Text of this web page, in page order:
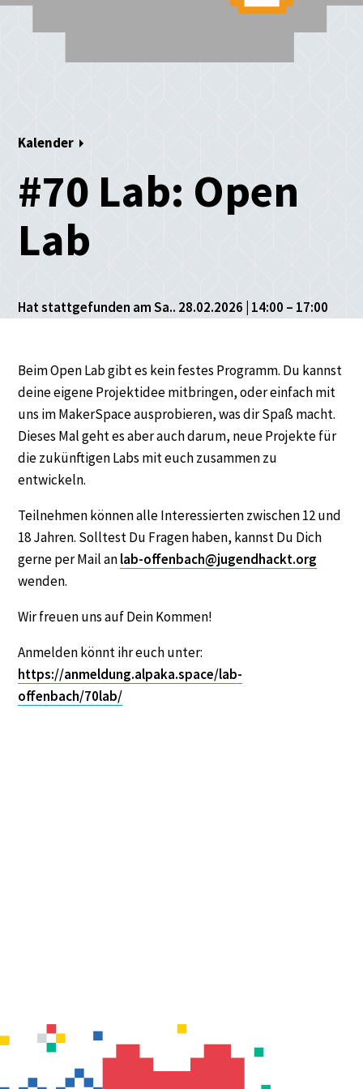
Kalender
#70 Lab: Open
Lab
Hat stattgefunden am Sa.. 28.02.2026 | 14:00 – 17:00
Beim Open Lab gibt es kein festes Programm. Du kannst
deine eigene Projektidee mitbringen, oder einfach mit
uns im MakerSpace ausprobieren, was dir Spaß macht.
Dieses Mal geht es aber auch darum, neue Projekte für
die zukünftigen Labs mit euch zusammen zu
entwickeln.
Teilnehmen können alle Interessierten zwischen 12 und
18 Jahren. Solltest Du Fragen haben, kannst Du Dich
gerne per Mail anlab-offenbach@jugendhackt.org
wenden.
Wir freuen uns auf Dein Kommen!
Anmelden könnt ihr euch unter:
https://anmeldung.alpaka.space/lab-
offenbach/70lab/